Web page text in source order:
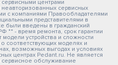
сервисными центрами
неавторизованных сервисных
с компаниями Правообладателями
представителями в
были введены в гражданский
** - время ремонта, срок гарантии
модели устройства и сложности
соответствующих моделях и
возможных выгодах и условиях
центрах Pedant.ru. Не является
обслуживание